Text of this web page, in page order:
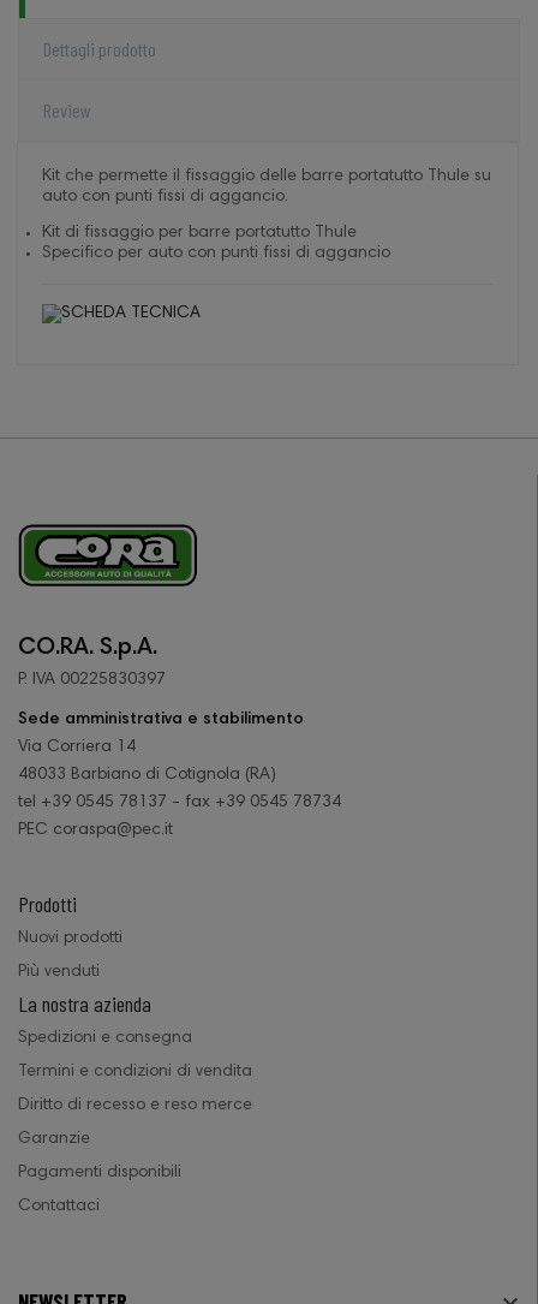
Dettagli prodotto
Review
Kit che permette il fissaggio delle barre portatutto Thule su
auto con punti fissi di aggancio.
Kit di fissaggio per barre portatutto Thule
Specifico per auto con punti fissi di aggancio
CO.RA. S.p.A.
P. IVA 00225830397
Sede amministrativa e stabilimento
Via Corriera 14
48033 Barbiano di Cotignola (RA)
tel +39 0545 78137 - fax +39 0545 78734
PEC coraspa@pec.it
Prodotti
Nuovi prodotti
Più venduti
La nostra azienda
Spedizioni e consegna
Termini e condizioni di vendita
Diritto di recesso e reso merce
Garanzie
Pagamenti disponibili
Contattaci